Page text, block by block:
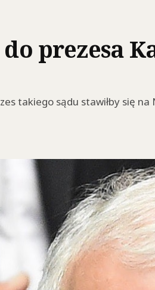
prezesa
takiego sądu stawiłby się